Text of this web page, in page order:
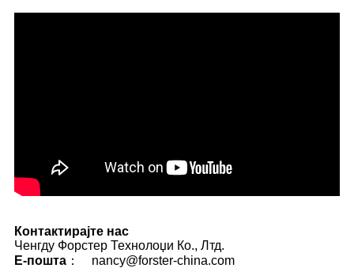
Контактирајте нас
Ченгду Форстер Технолоџи Ко., Лтд.
Е-пошта ： nancy@forster-china.com